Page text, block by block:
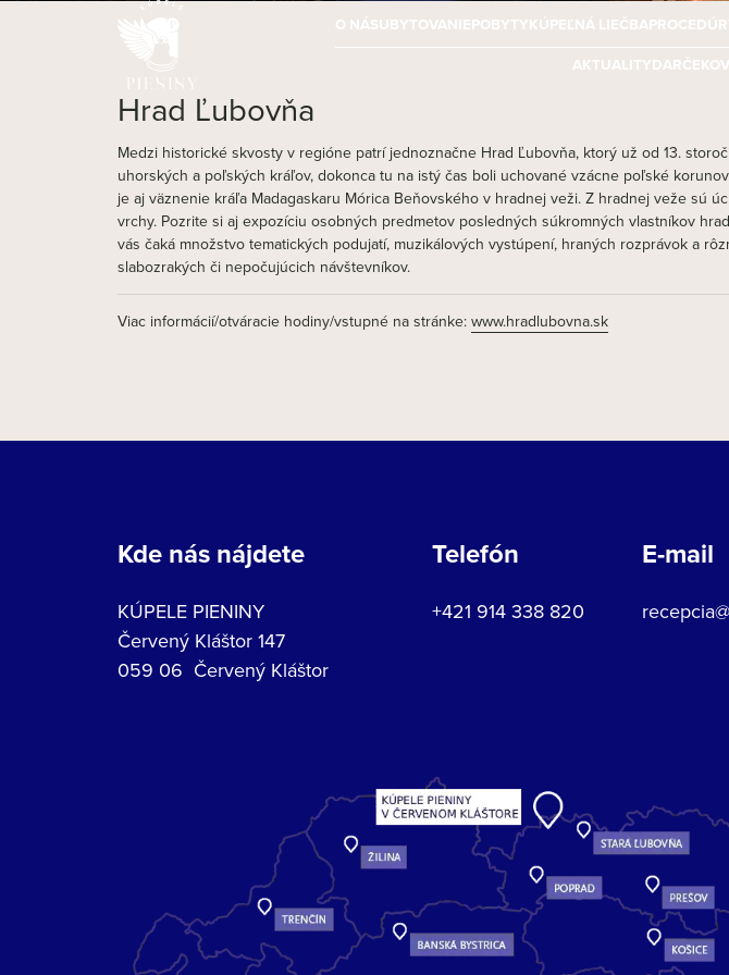
O NÁSUBYTOVANIEPOBYTYKÚPEĽNÁ LIEČBA
AKTUALITY
Hrad Ľubovňa
Medzi historické skvosty v regióne patrí jednoznačne Hrad Ľubovňa, ktorý už od 13.
uhorských a poľských kráľov, dokonca tu na istý čas boli uchované vzácne poľské
je aj väznenie kráľa Madagaskaru Mórica Beňovského v hradnej veži. Z hradnej veže sú
vrchy. Pozrite si aj expozíciu osobných predmetov posledných súkromných vlastníkov
vás čaká množstvo tematických podujatí, muzikálových vystúpení, hraných rozprávok a
slabozrakých či nepočujúcich návštevníkov.
Viac informácií/otváracie hodiny/vstupné na stránke: www.hradlubovna.sk
Kde nás nájdete
KÚPELE PIENINY
Červený Kláštor 147
059 06 Červený Kláštor
Telefón
+421 914 338 820
E-mail